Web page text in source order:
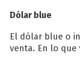
Dólar blue
El dólar blue o
venta. En lo que